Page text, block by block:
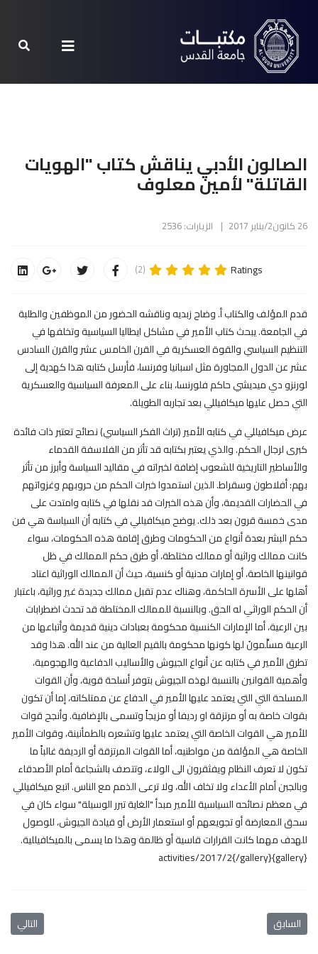
الصالون الأدبي يناقش كتاب "الهويات
القاتلة" لأمين معلوف
26 كانون2/يناير 2017 الزيارات: 2536
Ratings
(2)
قدم المؤلف والكتاب أ. وضاح زبديه وناقشه الحضور من الموظفين والطلبة
في الجامعة. يبحث كتاب الأمير في مشاكل ايطاليا السياسية وتخلفها في
التنظيم السياسي والقوة العسكرية في القرن الخامس عشر والقرن السادس
عشر عن الدول المجاورة مثل اسبانيا وفرنسا، فأرسل كتابه هذا كهدية إلى
لورنزو دي ميديشي حاكم فلورنسا، بناء على المعرفة السياسية والعسكرية
التي حصل عليها ميكافيللي بعد تجاربه الطويلة.
عرض ميكافيللي في كتابه الأمير (تراث الفكر السياسي) نصائح تعتبر ذات فائدة
كبرى لرجال الحكم. والذي يعتبر بكتابه قد تأثر من الفلاسفة القدماء
والأساطير التاريخية للشعوب إضافة لخبراته في مقاليد السياسة وأبرز من تأثر
بهم: أفلاطون وسقراط. الذين استمدوا خبرات الحكم من حروبهم وغزواتهم
في الحضارات القديمة، وأن هذه الخبرات قد نقلها في كتابه وامتدت على
مدى خمسة قرون بعد ذلك. يوضح ميكافيللي في كتابه أن السياسة هي فن
حكم البشر بعدة أنواع من الحكومات وطرق إقامة هذه الحكومات، سواء
كانت ممالك وراثية أو ممالك مختلطة، أو طرق حكم الممالك في ظل
قوانينها الخاصة، أو إمارات مدنية أو كنسية، حيث أن الممالك الوراثية اعتاد
أهلها على الأسرة الحاكمة، وهناك عدم تقبل ممالك جديدة غير وراثية، باعتبار
أن الحكم الوراثي له الحق. وبالنسبة للممالك المختلطة قد تحدث اضطرابات
بين الرعية، أما الإمارات الكنسية محكومة بعبادات دينية قديمة وأتباعها من
الرعية مسلِّمونَ لها كونها محكومة بالقيم العالية من عند الله. هذا وقد
تطرق الأمير في كتابه عن أنواع الجيوش والأساليب الدفاعية والهجومية،
وأهمية القوانين بالنسبة لهذه الجيوش بتوفر أسلحة قوية، وأن القوات
المسلحة التي التي يعتمد عليها الأمير في الدفاع عن ممتلكاته، إما أن تكون
بقوات خاصة به أو مرتزقة او رديفا أو مزيجاً وتسمى بالإضافية. وأنجح قوات
للأمير هي القوات الخاصة التي يعتمد عليها وتشعره بالطمأنينة، وقوات الأمير
الخاصة هي المؤلفة من مواطنيه، أما القوات المرتزقة أو الرديفة غالباً ما
تكون لا تعرف النظام ويفثقرون الى الولاء، وتتصف بالشجاعة أمام الأصدقاء
وبالجبن أمام الأعداء ولا تخاف الله، ولا ترعى الذمم مع الناس. اتبع ميكافيللي
في معظم نصائحه السياسية للأمير مبدأ "الغاية تبرر الوسيلة" سواء كان في
سحق المعارضة أو تجويعهم أو استعمار الأرض أو قيادة الجيوش، للوصول
للهدف مهما كانت القرارات قاسية أو ظالمة وهذا ما يسمى بالميكافيللية.
{gallery}activities/2017/2{/gallery}
المقال السابق: اجتمع أعضاء الصالون الأدبي في مكتبة جامعة القدس يوم أمس الأحد 19/2/2017 لمناقشة كتاب
السابق المقال
التالي